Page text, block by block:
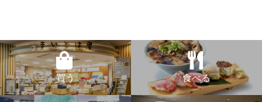
買う 食べる